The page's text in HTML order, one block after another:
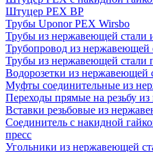
Штуцер PEX ВР
Трубы Uponor PEX Wirsbo
Трубы из нержавеющей стали
Трубопровод из нержавеющей
Трубы из нержавеющей стали
Водорозетки из нержавеющей
Муфты соединительные из
Переходы прямые на резьбу
Вставки резьбовые из
Соединитель с накидной
пресс
Угольники из нержавеющей